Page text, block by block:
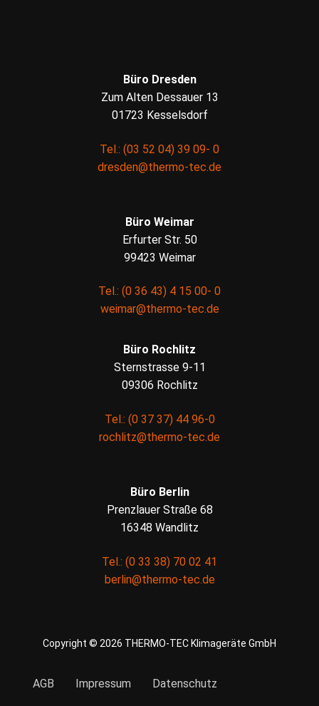
Büro Dresden
Zum Alten Dessauer 13
01723 Kesselsdorf
Tel.: (03 52 04) 39 09- 0
dresden@thermo-tec.de
Büro Weimar
Erfurter Str. 50
99423 Weimar
Tel.: (0 36 43) 4 15 00- 0
weimar@thermo-tec.de
Büro Rochlitz
Sternstrasse 9-11
09306 Rochlitz
Tel.: (0 37 37) 44 96-0
rochlitz@thermo-tec.de
Büro Berlin
Prenzlauer Straße 68
16348 Wandlitz
Tel.: (0 33 38) 70 02 41
berlin@thermo-tec.de
Copyright © 2026 THERMO-TEC Klimageräte GmbH
AGB Impressum Datenschutz